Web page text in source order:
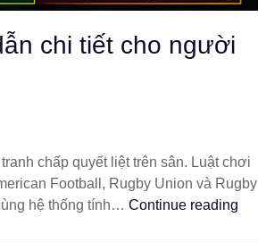
chi tiết cho người
chấp quyết liệt trên sân. Luật chơi
Football, Rugby Union và Rugby
hệ thống tính…Continue reading